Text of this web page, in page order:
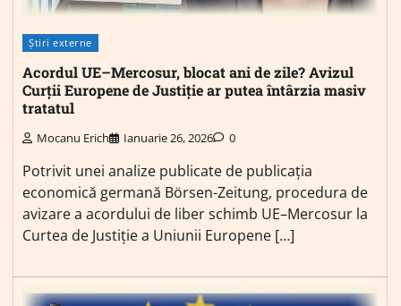
Știri externe
Acordul UE–Mercosur, blocat ani de zile? Avizul
Curții Europene de Justiție ar putea întârzia masiv
tratatul
Mocanu Erich Ianuarie 26, 2026 0
Potrivit unei analize publicate de publicația
economică germană Börsen-Zeitung, procedura de
avizare a acordului de liber schimb UE–Mercosur la
Curtea de Justiție a Uniunii Europene […]